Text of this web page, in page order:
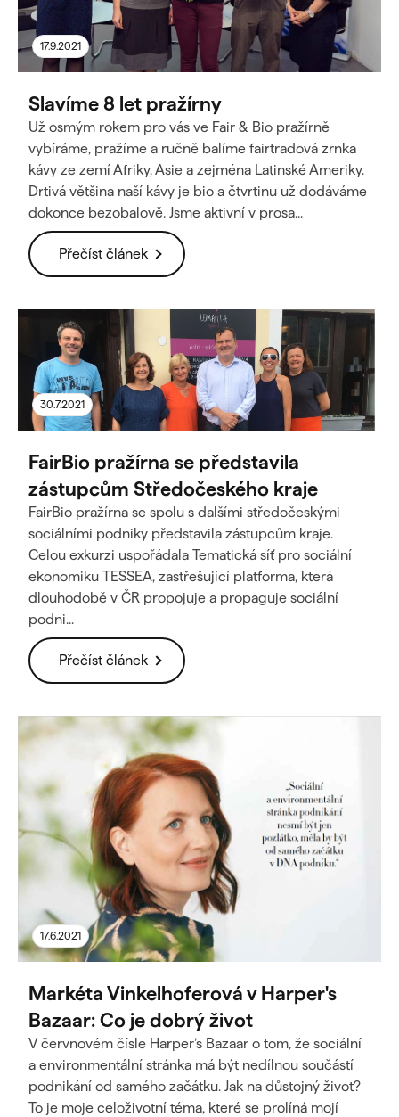
17.9.2021
Slavíme 8 let pražírny
Už osmým rokem pro vás ve Fair & Bio pražírně
vybíráme, pražíme a ručně balíme fairtradová zrnka
kávy ze zemí Afriky, Asie a zejména Latinské Ameriky.
Drtivá většina naší kávy je bio a čtvrtinu už dodáváme
dokonce bezobalově. Jsme aktivní v prosa...
Přečíst článek
30.7.2021
FairBio pražírna se představila
zástupcům Středočeského kraje
FairBio pražírna se spolu s dalšími středočeskými
sociálními podniky představila zástupcům kraje.
Celou exkurzi uspořádala Tematická síť pro sociální
ekonomiku TESSEA, zastřešující platforma, která
dlouhodobě v ČR propojuje a propaguje sociální
podni...
Přečíst článek
17.6.2021
Markéta Vinkelhoferová v Harper's
Bazaar: Co je dobrý život
V červnovém čísle Harper’s Bazaar o tom, že sociální
a environmentální stránka má být nedílnou součástí
podnikání od samého začátku. Jak na důstojný život?
To je moje celoživotní téma, které se prolíná mojí